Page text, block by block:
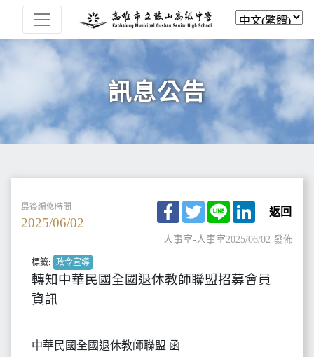
訊息公告
最後編修時間
2025/06/02
Facebook
TwitterLine LinkedIn
返回
人事室-人事室2025/06/02 發佈
標籤: 政令宣導
轉知中華民國全國退休教師聯盟招募會員
資訊
中華民國全國退休教師聯盟 函